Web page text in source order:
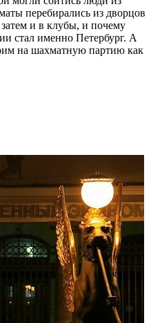
перебирались из дворцов
и в клубы, и почему
стал именно Петербург. А
на шахматную партию как